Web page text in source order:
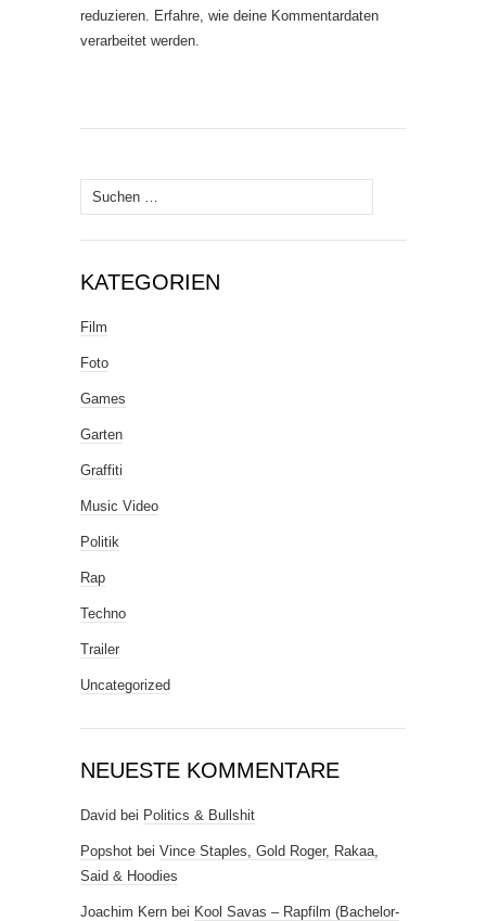
reduzieren. Erfahre, wie deine Kommentardaten
verarbeitet werden.
Suche
nach:
KATEGORIEN
Film
Foto
Games
Garten
Graffiti
Music Video
Politik
Rap
Techno
Trailer
Uncategorized
NEUESTE KOMMENTARE
David bei Politics & Bullshit
Popshot bei Vince Staples, Gold Roger, Rakaa,
Said & Hoodies
Joachim Kern bei Kool Savas – Rapfilm (Bachelor-